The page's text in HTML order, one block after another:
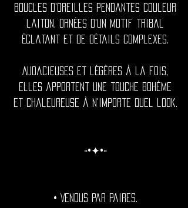
Boucles d'oreilles pendantes couleur
laiton, ornées d'un motif tribal
éclatant et de détails complexes.
Audacieuses et légères à la fois,
elles apportent une touche bohème
et chaleureuse à n'importe quel look.
◦•✦•◦
• Vendus par paires.